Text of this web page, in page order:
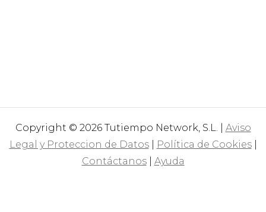
Copyright © 2026 Tutiempo Network, S.L. | Aviso
Legal y Proteccion de Datos| Política de Cookies|
Contáctanos| Ayuda